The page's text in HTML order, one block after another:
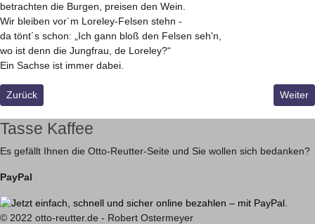
betrachten die Burgen, preisen den Wein.
Wir bleiben vor´m Loreley-Felsen stehn -
da tönt´s schon: „Ich gann bloß den Felsen seh'n,
wo ist denn die Jungfrau, de Loreley?“
Ein Sachse ist immer dabei.
Vorheriger Beitrag: Ein Loblied auf die Frauen von heute
Zurück Weiter
Tasse Kaffee
Es gefällt Ihnen die Otto-Reutter-Seite und Sie wollen sich bedanken?
PayPal
© 2022 otto-reutter.de - Robert Ostermeyer